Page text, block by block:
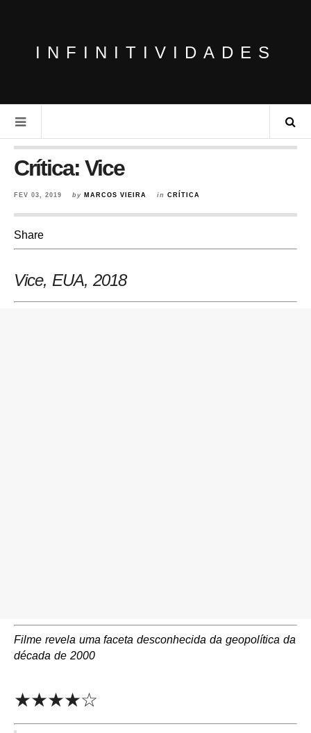
INFINITIVIDADES
Crítica: Vice
FEV 03, 2019 by MARCOS VIEIRA in CRÍTICA
Share
Vice, EUA, 2018
Filme revela uma faceta desconhecida da geopolítica da
década de 2000
★★★★☆